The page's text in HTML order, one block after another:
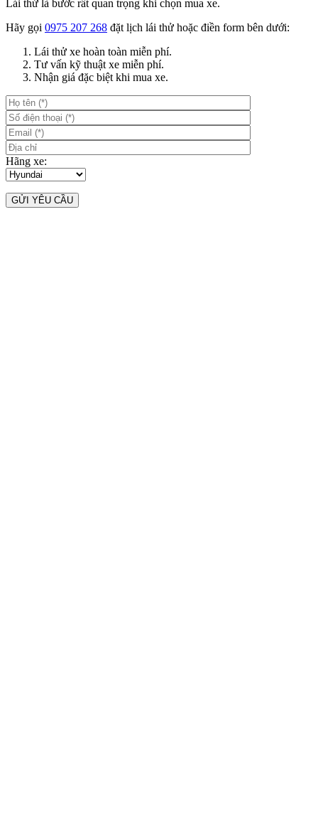
Lái thử là bước rất quan trọng khi chọn mua xe.
Hãy gọi 0975 207 268 đặt lịch lái thử hoặc điền form bên dưới:
Lái thử xe hoàn toàn miễn phí.
Tư vấn kỹ thuật xe miễn phí.
Nhận giá đặc biệt khi mua xe.
Hãng xe: